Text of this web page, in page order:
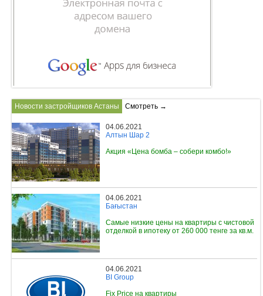
Новости застройщиков Астаны Смотреть →
04.06.2021
Алтын Шар 2
Акция «Цена бомба – собери комбо!»
04.06.2021
Бағыстан
Самые низкие цены на квартиры с чистовой
отделкой в ипотеку от 260 000 тенге за кв.м.
04.06.2021
BI Group
Fix Price на квартиры